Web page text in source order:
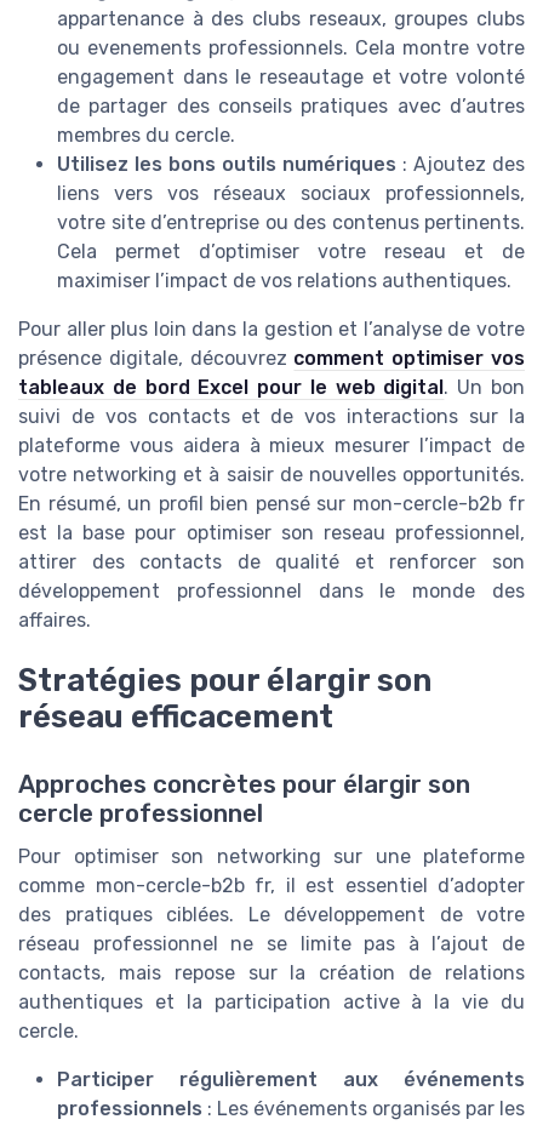
appartenance à des clubs reseaux, groupes clubs
ou evenements professionnels. Cela montre votre
engagement dans le reseautage et votre volonté
de partager des conseils pratiques avec d’autres
membres du cercle.
Utilisez les bons outils numériques : Ajoutez des
liens vers vos réseaux sociaux professionnels,
votre site d’entreprise ou des contenus pertinents.
Cela permet d’optimiser votre reseau et de
maximiser l’impact de vos relations authentiques.
Pour aller plus loin dans la gestion et l’analyse de votre
présence digitale, découvrez comment optimiser vos
tableaux de bord Excel pour le web digital. Un bon
suivi de vos contacts et de vos interactions sur la
plateforme vous aidera à mieux mesurer l’impact de
votre networking et à saisir de nouvelles opportunités.
En résumé, un profil bien pensé sur mon-cercle-b2b fr
est la base pour optimiser son reseau professionnel,
attirer des contacts de qualité et renforcer son
développement professionnel dans le monde des
affaires.
Stratégies pour élargir son
réseau efficacement
Approches concrètes pour élargir son
cercle professionnel
Pour optimiser son networking sur une plateforme
comme mon-cercle-b2b fr, il est essentiel d’adopter
des pratiques ciblées. Le développement de votre
réseau professionnel ne se limite pas à l’ajout de
contacts, mais repose sur la création de relations
authentiques et la participation active à la vie du
cercle.
Participer régulièrement aux événements
professionnels : Les événements organisés par les